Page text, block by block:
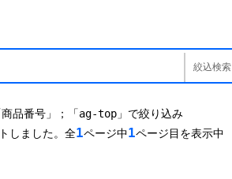
絞込検索
商品番号」；「ag-top」で絞り込み
しました。全1ページ中1ページ目を表示中